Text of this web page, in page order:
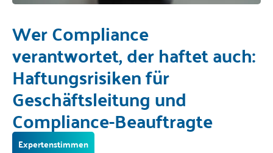
Wer Compliance
verantwortet, der haftet auch:
Haftungsrisiken für
Geschäftsleitung und
Compliance-Beauftragte
Expertenstimmen